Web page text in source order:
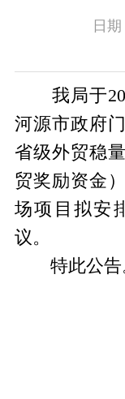
日
我局于
河源市政府
省级外贸稳
贸奖励资金
场项目拟安
议。
特此公告